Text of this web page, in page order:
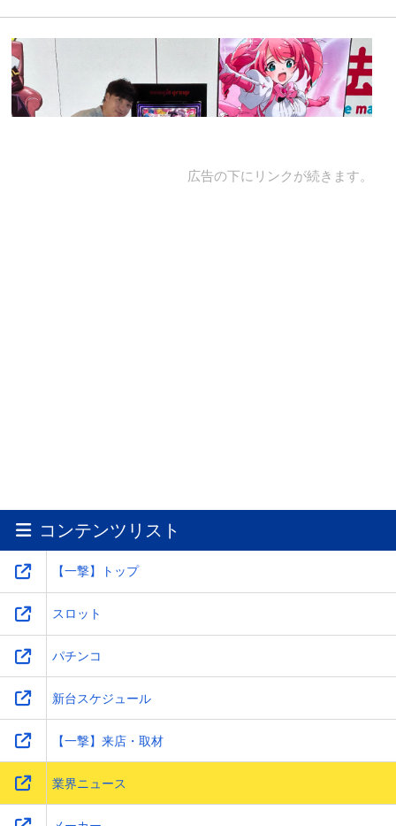
2026.03.21.(土)
【イベントレポート】シャンフロ×P-SPORTS in サ
ミー春のファン祭に行ってきた｜秋葉原で味わう“競
技パチスロ”の熱気とは
広告の下にリンクが続きます。
コンテンツリスト
【一撃】トップ
スロット
パチンコ
新台スケジュール
【一撃】来店・取材
業界ニュース